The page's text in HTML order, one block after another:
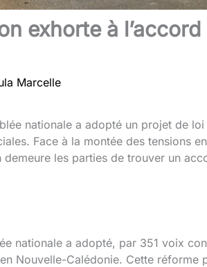
exhorte à
Marcelle
nationale a adopté un projet de
Face à la montée des tensions
les parties de trouver un
nationale a adopté, par 351 voix
Nouvelle-Calédonie. Cette réforme